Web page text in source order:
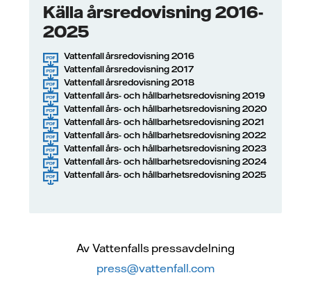
2019
2020
2021
67 531
2022
84 790
136
Källa årsredovisning 2016-
2025
Vattenfall årsredovisning 2016
Vattenfall årsredovisning 2017
Vattenfall årsredovisning 2018
Vattenfall års- och hållbarhetsredovisning 2019
Vattenfall års- och hållbarhetsredovisning 2020
Vattenfall års- och hållbarhetsredovisning 2021
Vattenfall års- och hållbarhetsredovisning 2022
Vattenfall års- och hållbarhetsredovisning 2023
Vattenfall års- och hållbarhetsredovisning 2024
Vattenfall års- och hållbarhetsredovisning 2025
Av Vattenfalls pressavdelning
press@vattenfall.com